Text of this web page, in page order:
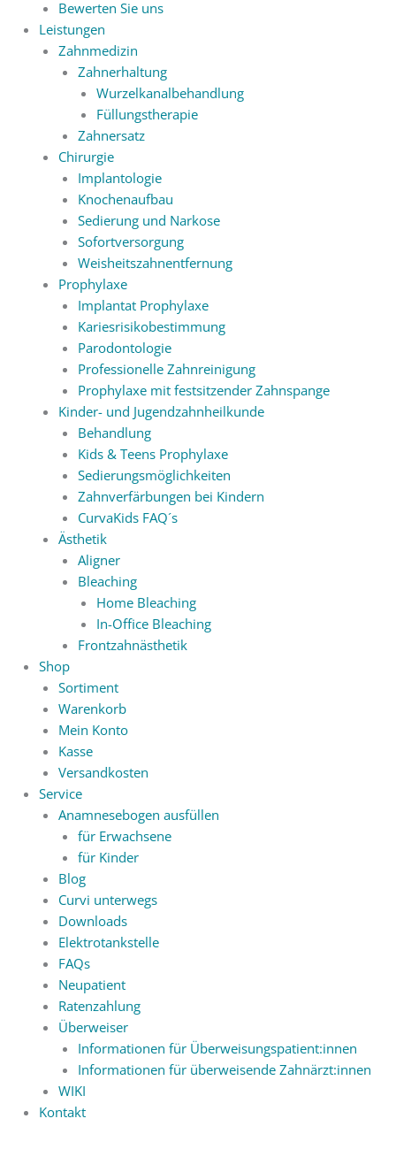
Bewerten Sie uns
Leistungen
Zahnmedizin
Zahnerhaltung
Wurzelkanalbehandlung
Füllungstherapie
Zahnersatz
Chirurgie
Implantologie
Knochenaufbau
Sedierung und Narkose
Sofortversorgung
Weisheitszahnentfernung
Prophylaxe
Implantat Prophylaxe
Kariesrisikobestimmung
Parodontologie
Professionelle Zahnreinigung
Prophylaxe mit festsitzender Zahnspange
Kinder- und Jugendzahnheilkunde
Behandlung
Kids & Teens Prophylaxe
Sedierungsmöglichkeiten
Zahnverfärbungen bei Kindern
CurvaKids FAQ´s
Ästhetik
Aligner
Bleaching
Home Bleaching
In-Office Bleaching
Frontzahnästhetik
Shop
Sortiment
Warenkorb
Mein Konto
Kasse
Versandkosten
Service
Anamnesebogen ausfüllen
für Erwachsene
für Kinder
Blog
Curvi unterwegs
Downloads
Elektrotankstelle
FAQs
Neupatient
Ratenzahlung
Überweiser
Informationen für Überweisungspatient:innen
Informationen für überweisende Zahnärzt:innen
WIKI
Kontakt